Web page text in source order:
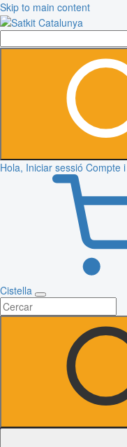
Skip to main content
Hola, Iniciar sessió Compte
Cistella